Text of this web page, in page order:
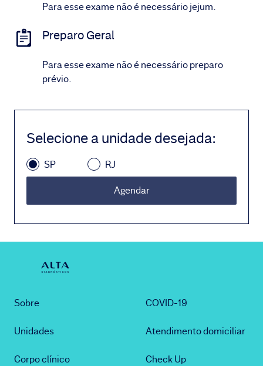
Para esse exame não é necessário jejum.
Preparo Geral
Para esse exame não é necessário preparo
prévio.
Selecione a unidade desejada:
SP RJ
Agendar
Sobre
Unidades
Corpo clínico
COVID-19
Atendimento domiciliar
Check Up